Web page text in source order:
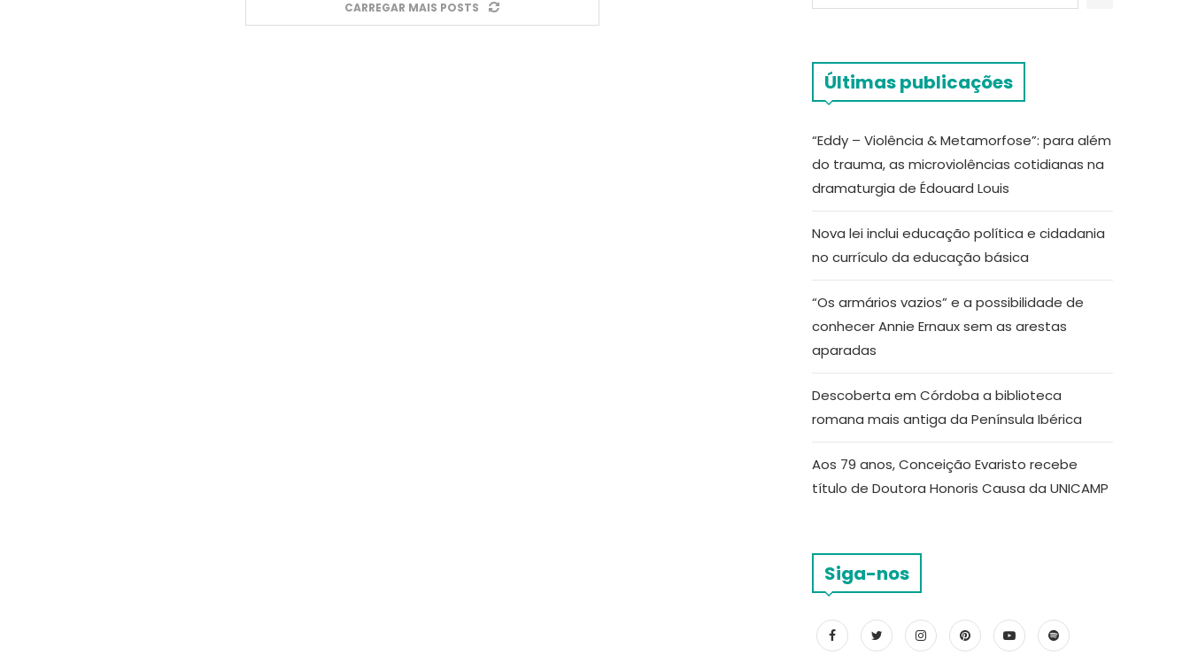
CARREGAR MAIS POSTS
Últimas publicações
“Eddy – Violência & Metamorfose”: para além
do trauma, as microviolências cotidianas na
dramaturgia de Édouard Louis
Nova lei inclui educação política e cidadania
no currículo da educação básica
“Os armários vazios” e a possibilidade de
conhecer Annie Ernaux sem as arestas
aparadas
Descoberta em Córdoba a biblioteca
romana mais antiga da Península Ibérica
Aos 79 anos, Conceição Evaristo recebe
título de Doutora Honoris Causa da UNICAMP
Siga-nos